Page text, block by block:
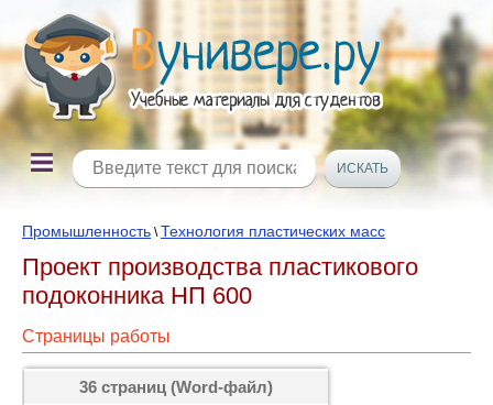
Промышленность \Технология пластических масс
Проект производства пластикового
подоконника НП 600
Страницы работы
36 страниц (Word-файл)